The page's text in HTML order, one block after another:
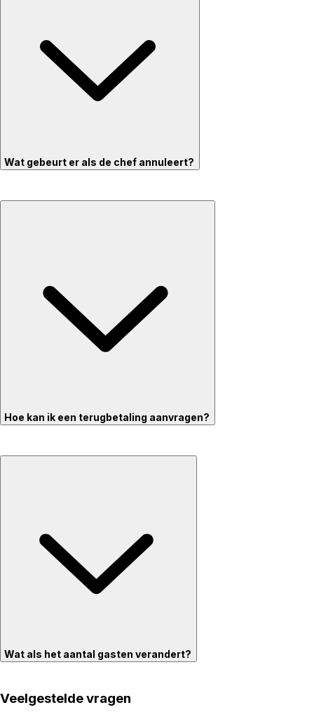
Wat gebeurt er als de chef annuleert?
Hoe kan ik een terugbetaling aanvragen?
Wat als het aantal gasten verandert?
Veelgestelde vragen